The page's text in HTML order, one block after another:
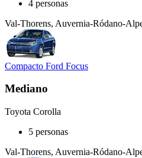
4 personas
Val-Thorens, Auvernia-Ródano-
Compacto Ford Focus
Mediano
Toyota Corolla
5 personas
Val-Thorens, Auvernia-Ródano-